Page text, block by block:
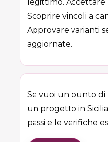
legittimo. Accettare
Scoprire vincoli a
Approvare varianti
aggiornate.
Se vuoi un punto
un progetto in
passi e le verifiche